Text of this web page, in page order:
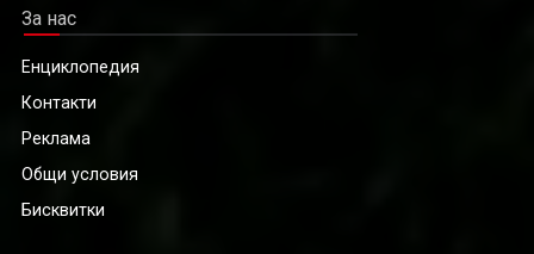
За нас
Енциклопедия
Контакти
Реклама
Общи условия
Бисквитки